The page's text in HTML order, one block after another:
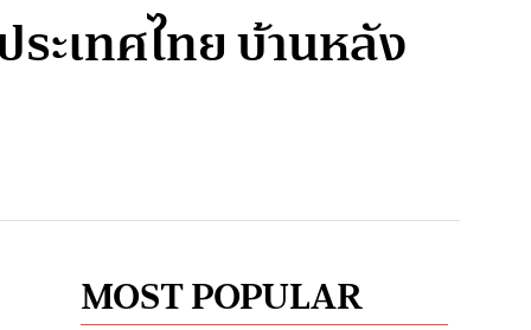
ะเทศไทย บ้านหลัง
MOST POPULAR